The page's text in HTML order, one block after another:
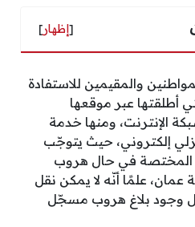
[إظهار]
والمقيمين للاستفادة
أطلقتها عبر موقعها
الإنترنت، ومنها خدمة
إلكتروني، حيث يتوجّب
المختصة في حال هروب
عمان، علمًا أنّه لا يمكن نقل
وجود بلاغ هروب مسجّل